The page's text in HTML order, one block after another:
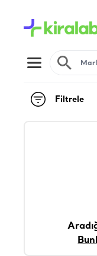
Open menu
Filtrele